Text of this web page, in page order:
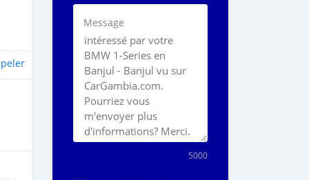
Message
5000